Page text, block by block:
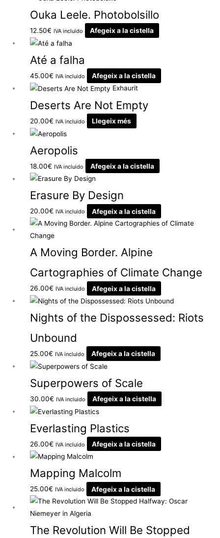
Ouka Leele. Photobolsillo
12.50€ IVA incluido Afegeix a la cistella
Até a falha
45.00€ IVA incluido
Afegeix a la cistella
Exhaurit
Deserts Are Not Empty
20.00€ IVA incluido Llegeix més
Aeropolis
18.00€ IVA incluido Afegeix a la cistella
Erasure By Design
20.00€ IVA incluido Afegeix a la cistella
A Moving Border. Alpine
Cartographies of Climate Change
26.00€ IVA incluido Afegeix a la cistella
Nights of the Dispossessed: Riots
Unbound
25.00€ IVA incluido Afegeix a la cistella
Superpowers of Scale
30.00€ IVA incluido Afegeix a la cistella
Everlasting Plastics
26.00€ IVA incluido Afegeix a la cistella
Mapping Malcolm
25.00€ IVA incluido Afegeix a la cistella
The Revolution Will Be Stopped